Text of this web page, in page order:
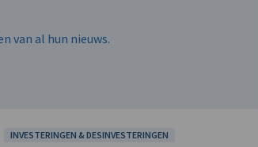
van al hun nieuws.
INVESTERINGEN & DESINVESTERINGEN